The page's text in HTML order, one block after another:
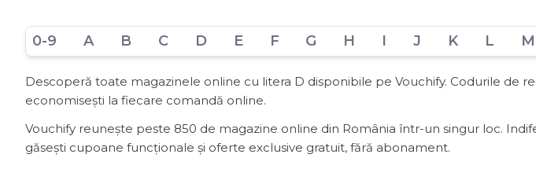
0-9 A B C D E F G H I J K L M
Descoperă toate magazinele online cu litera D disponibile pe Vouchify. Codurile de
economisești la fiecare comandă online.
Vouchify reunește peste 850 de magazine online din România într-un singur loc.
găsești cupoane funcționale și oferte exclusive gratuit, fără abonament.